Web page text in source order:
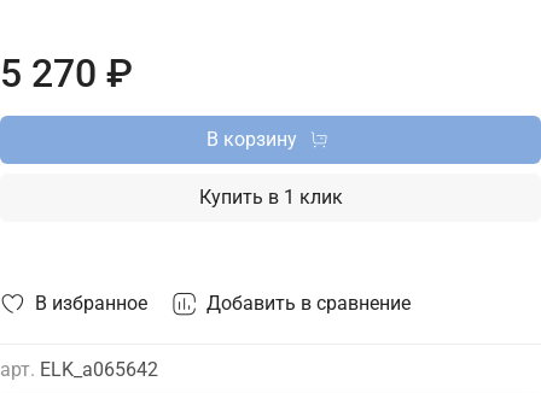
В избранное Добавить в сравнение
арт. ELK_a065642
5 270 ₽
В корзину
Купить в 1 клик